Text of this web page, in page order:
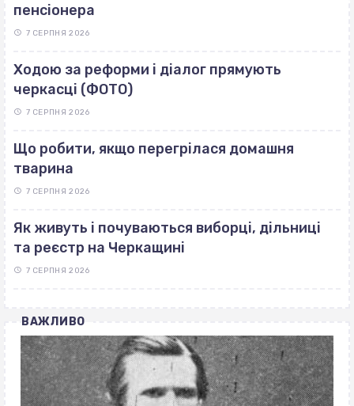
пенсіонера
7 СЕРПНЯ 2026
Ходою за реформи і діалог прямують
черкасці (ФОТО)
7 СЕРПНЯ 2026
Що робити, якщо перегрілася домашня
тварина
7 СЕРПНЯ 2026
Як живуть і почуваються виборці, дільниці
та реєстр на Черкащині
7 СЕРПНЯ 2026
ВАЖЛИВО